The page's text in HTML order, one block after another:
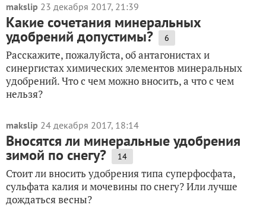
makslip 23 декабря 2017, 21:39
Какие сочетания минеральных
удобрений допустимы? 6
Расскажите, пожалуйста, об антагонистах и
синергистах химических элементов минеральных
удобрений. Что с чем можно вносить, а что с чем
нельзя?
makslip 24 декабря 2017, 18:14
Вносятся ли минеральные удобрения
зимой по снегу? 14
Стоит ли вносить удобрения типа суперфосфата,
сульфата калия и мочевины по снегу? Или лучше
дождаться весны?